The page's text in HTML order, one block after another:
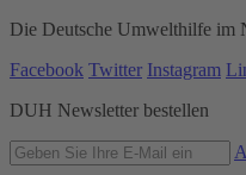
Die Deutsche Umwelthilfe im
Facebook Twitter Instagram
DUH Newsletter bestellen